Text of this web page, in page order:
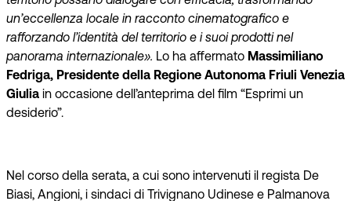
un’eccellenza locale in racconto cinematografico e
rafforzando l’identità del territorio e i suoi prodotti nel
panorama internazionale». Lo ha affermato Massimiliano
Fedriga, Presidente della Regione Autonoma Friuli Venezia
Giulia in occasione dell’anteprima del film “Esprimi un
desiderio”.
Nel corso della serata, a cui sono intervenuti il regista De
Biasi, Angioni, i sindaci di Trivignano Udinese e Palmanova